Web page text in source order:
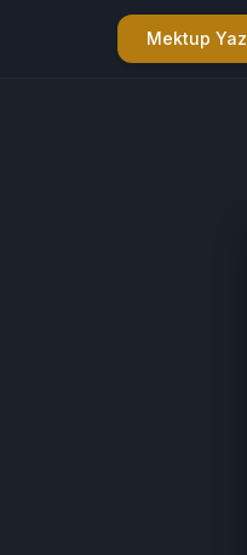
Mektup Yaz